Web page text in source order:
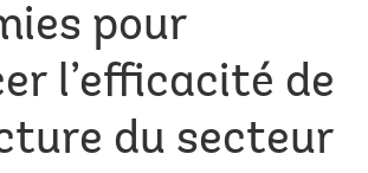
pour
l’efficacité de
du secteur